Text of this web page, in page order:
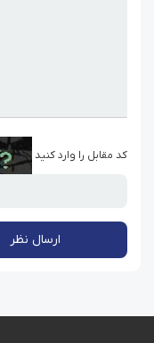
کد مقابل را وارد کنید
ارسال نظر